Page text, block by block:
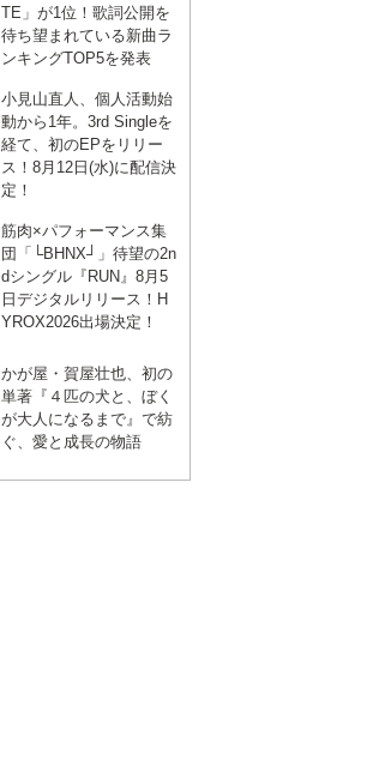
TE」が1位！歌詞公開を
待ち望まれている新曲ラ
ンキングTOP5を発表
小見山直人、個人活動始
動から1年。3rd Singleを
経て、初のEPをリリー
ス！8月12日(水)に配信決
定！
筋肉×パフォーマンス集
団「└BHNX┘」待望の2n
dシングル『RUN』8月5
日デジタルリリース！H
YROX2026出場決定！
かが屋・賀屋壮也、初の
単著『４匹の犬と、ぼく
が大人になるまで』で紡
ぐ、愛と成長の物語